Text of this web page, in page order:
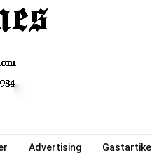
Advertising Gastartikel